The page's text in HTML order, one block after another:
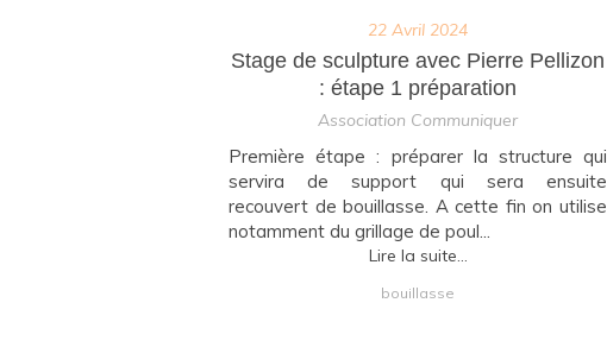
22 Avril 2024
Stage de sculpture avec Pierre Pellizon
: étape 1 préparation
Association Communiquer
Première étape : préparer la structure qui
servira de support qui sera ensuite
recouvert de bouillasse. A cette fin on utilise
notamment du grillage de poul...
Lire la suite...
bouillasse